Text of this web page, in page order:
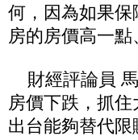
何，因為如果
房的房價高一
財經評論員 馬
房價下跌，抓
出台能夠替代